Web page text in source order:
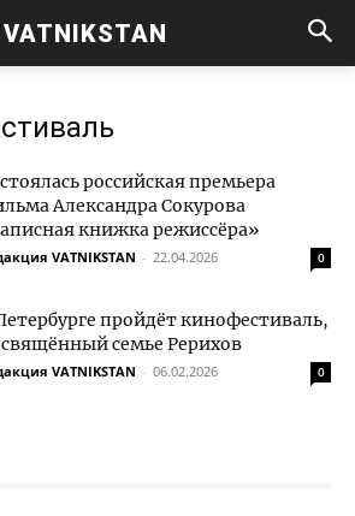
VATNIKSTAN
российская премьера
Александра Сокурова
книжка режиссёра»
VATNIKSTAN - 22.04.2026 0
пройдёт кинофестиваль,
семье Рерихов
VATNIKSTAN - 06.02.2026 0